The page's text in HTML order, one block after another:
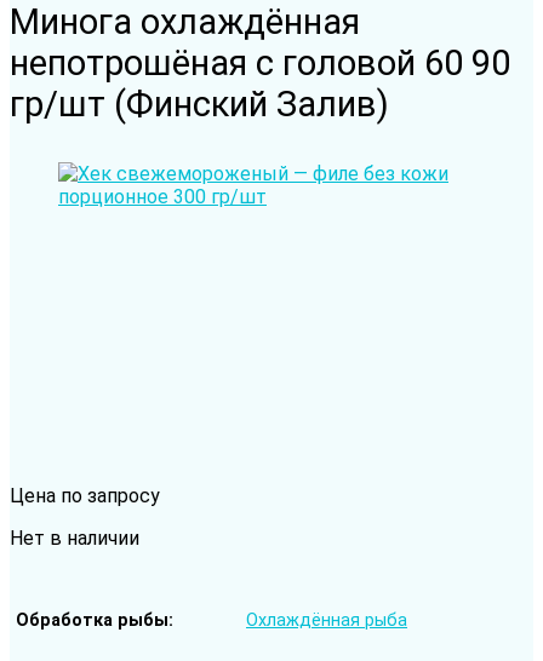
Минога охлаждённая
непотрошёная с головой 60 90
гр/шт (Финский Залив)
Цена по запросу
Нет в наличии
Обработка рыбы Охлаждённая рыба